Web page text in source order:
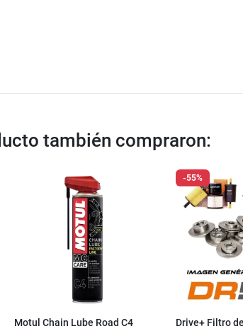
también compraron:
Motul Chain Lube Road C4
-55%
Drive+ Filtro